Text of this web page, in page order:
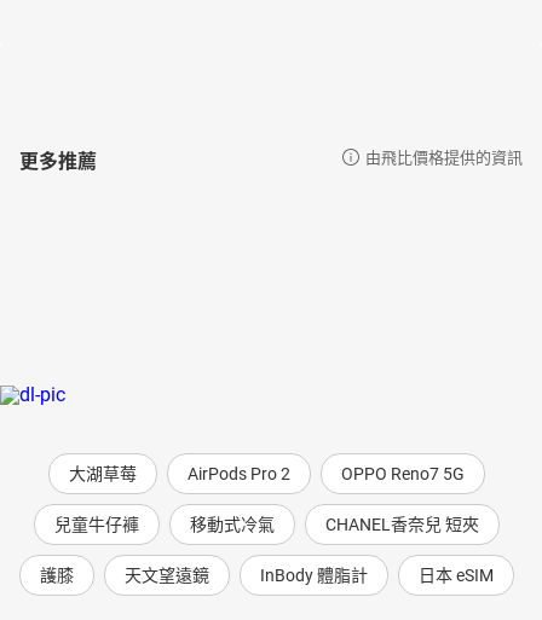
更多推薦 由飛比價格提供的資訊
大湖草莓 AirPods Pro 2 OPPO Reno7 5G
兒童牛仔褲 移動式冷氣 CHANEL香奈兒 短夾
護膝 天文望遠鏡 InBody 體脂計 日本 eSIM